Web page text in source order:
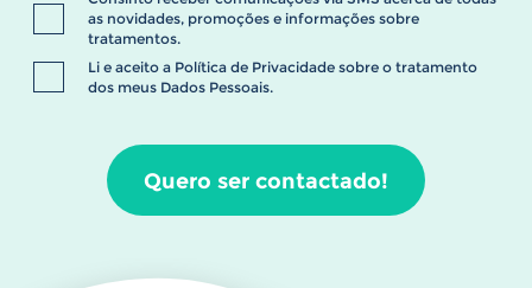
as novidades, promoções e informações sobre
tratamentos.
Li e aceito a Política de Privacidade sobre o tratamento
dos meus Dados Pessoais.
Quero ser contactado!